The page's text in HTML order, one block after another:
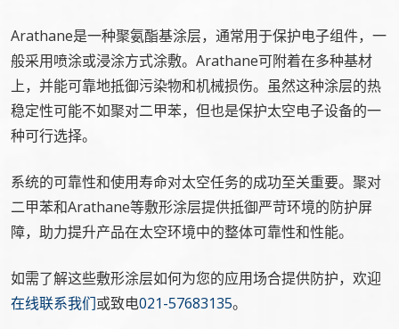
Arathane是一种聚氨酯基涂层，通常用于保护电子组件，一
般采用喷涂或浸涂方式涂敷。Arathane可附着在多种基材
上，并能可靠地抵御污染物和机械损伤。虽然这种涂层的热
稳定性可能不如聚对二甲苯，但也是保护太空电子设备的一
种可行选择。
系统的可靠性和使用寿命对太空任务的成功至关重要。聚对
二甲苯和Arathane等敷形涂层提供抵御严苛环境的防护屏
障，助力提升产品在太空环境中的整体可靠性和性能。
如需了解这些敷形涂层如何为您的应用场合提供防护，欢迎
在线联系我们或致电021-57683135。